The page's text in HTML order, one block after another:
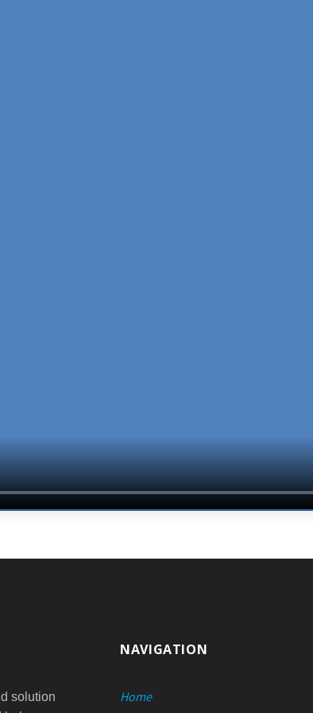
solution
NAVIGATION
Home